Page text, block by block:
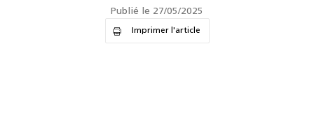
Publié le 27/05/2025
Imprimer l'article